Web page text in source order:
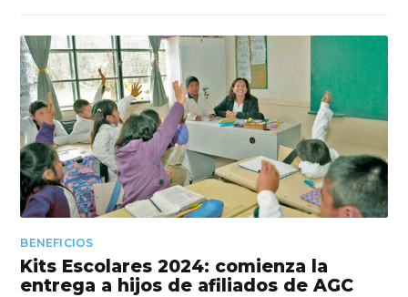
BENEFICIOS
Kits Escolares 2024: comienza la
entrega a hijos de afiliados de AGC